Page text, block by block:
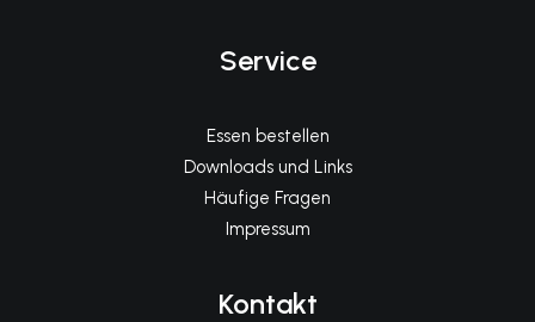
Service
Essen bestellen
Downloads und Links
Häufige Fragen
Impressum
Kontakt